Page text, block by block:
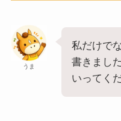
うま
私だけで
書きまし
いってく